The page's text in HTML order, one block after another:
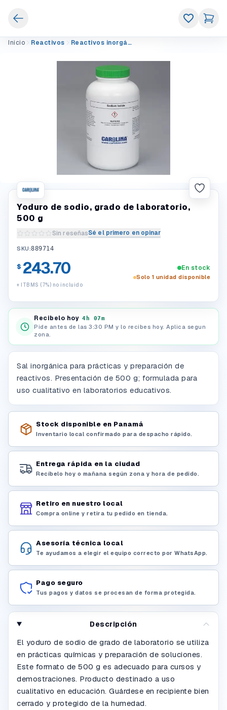
Inicio Reactivos Reactivos inorgánicos
Yoduro de sodio, grado de laboratorio,
500 g
Sin reseñasSé el primero en opinar
Escribir una reseña del producto
SKU:889714
$ 243.70
+ ITBMS (7%) no incluido
En stock
Solo 1 unidad disponible
Recibelo hoy 4h 07m
Pide antes de las 3:30 PM y lo recibes hoy. Aplica segun
zona.
Sal inorgánica para prácticas y preparación de
reactivos. Presentación de 500 g; formulada para
uso cualitativo en laboratorios educativos.
Stock disponible en Panamá
Inventario local confirmado para despacho rápido.
Entrega rápida en la ciudad
Recíbelo hoy o mañana según zona y hora de pedido.
Retiro en nuestro local
Compra online y retira tu pedido en tienda.
Asesoría técnica local
Te ayudamos a elegir el equipo correcto por WhatsApp.
Pago seguro
Tus pagos y datos se procesan de forma protegida.
Descripción
El yoduro de sodio de grado de laboratorio se utiliza
en prácticas químicas y preparación de soluciones.
Este formato de 500 g es adecuado para cursos y
demostraciones. Producto destinado a uso
cualitativo en educación. Guárdese en recipiente bien
cerrado y protegido de la humedad.